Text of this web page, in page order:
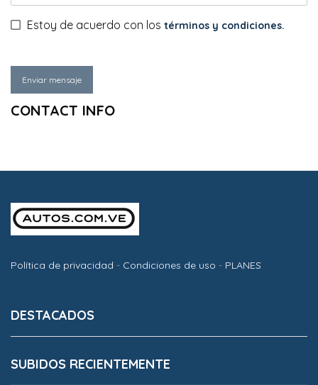
Estoy de acuerdo con los términos y condiciones.
Enviar mensaje
CONTACT INFO
Política de privacidad - Condiciones de uso - PLANES
DESTACADOS
SUBIDOS RECIENTEMENTE